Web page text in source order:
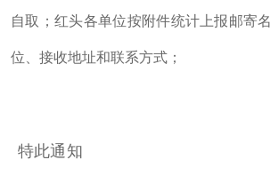
自取；红头各单位按附件统计上报邮寄
位、接收地址和联系方式；
特此通知